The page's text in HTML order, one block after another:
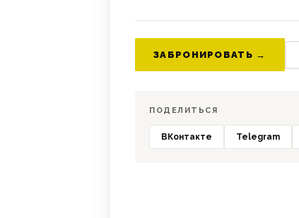
ЗАБРОНИРОВАТЬ →
ПОДЕЛИТЬСЯ
ВКонтакте Telegram